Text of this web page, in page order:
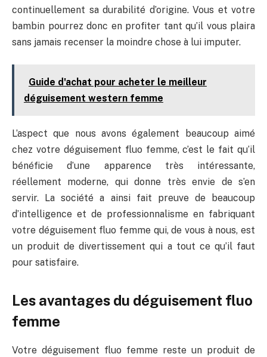
continuellement sa durabilité d’origine. Vous et votre
bambin pourrez donc en profiter tant qu’il vous plaira
sans jamais recenser la moindre chose à lui imputer.
Guide d'achat pour acheter le meilleur
déguisement western femme
L’aspect que nous avons également beaucoup aimé
chez votre déguisement fluo femme, c’est le fait qu’il
bénéficie d’une apparence très intéressante,
réellement moderne, qui donne très envie de s’en
servir. La société a ainsi fait preuve de beaucoup
d’intelligence et de professionnalisme en fabriquant
votre déguisement fluo femme qui, de vous à nous, est
un produit de divertissement qui a tout ce qu’il faut
pour satisfaire.
Les avantages du déguisement fluo
femme
Votre déguisement fluo femme reste un produit de